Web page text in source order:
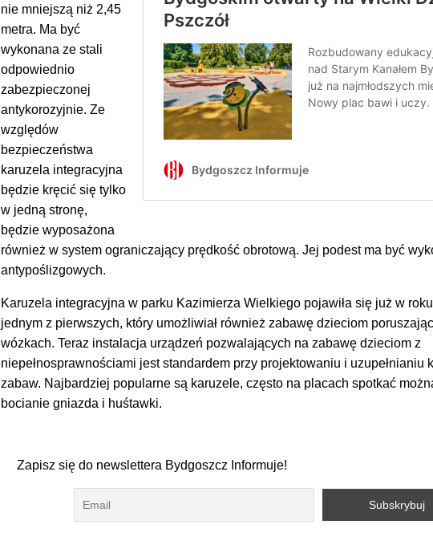
nie mniejszą niż 2,45
metra. Ma być
wykonana ze stali
odpowiednio
zabezpieczonej
antykorozyjnie. Ze
względów
bezpieczeństwa
karuzela integracyjna
będzie kręcić się tylko
w jedną stronę,
będzie wyposażona
również w system ograniczający prędkość obrotową. Jej podest ma być
antypoślizgowych.
Karuzela integracyjna w parku Kazimierza Wielkiego pojawiła się już w
jednym z pierwszych, który umożliwiał również zabawę dzieciom
wózkach. Teraz instalacja urządzeń pozwalających na zabawę dzieciom z
niepełnosprawnościami jest standardem przy projektowaniu i uzupełnianiu
zabaw. Najbardziej popularne są karuzele, często na placach spotkać
bocianie gniazda i huśtawki.
Zapisz się do newslettera Bydgoszcz Informuje!